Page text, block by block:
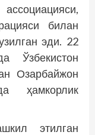
билан
эди. 22
Ўзбекистон
Озарбайжон
ҳамкорлик
этилган